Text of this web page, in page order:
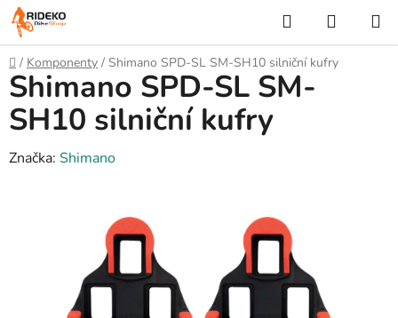
Přejít
na
obsah
Hledat
KOŠÍK
Domů
/ Komponenty / Shimano SPD-SL SM-SH10 silniční kufry
Shimano SPD-SL SM-
SH10 silniční kufry
Značka: Shimano